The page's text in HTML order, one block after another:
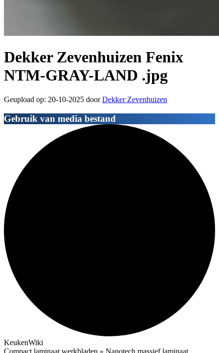
Dekker Zevenhuizen Fenix
NTM-GRAY-LAND .jpg
Geupload op: 20-10-2025 doorDekker Zevenhuizen
Gebruik van media bestand
KeukenWiki
Compact laminaat werkbladen » Nanotech massief laminaat